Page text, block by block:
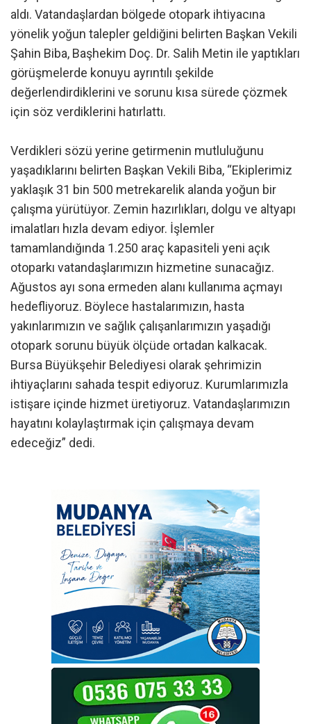
aldı. Vatandaşlardan bölgede otopark ihtiyacına
yönelik yoğun talepler geldiğini belirten Başkan Vekili
Şahin Biba, Başhekim Doç. Dr. Salih Metin ile yaptıkları
görüşmelerde konuyu ayrıntılı şekilde
değerlendirdiklerini ve sorunu kısa sürede çözmek
için söz verdiklerini hatırlattı.
Verdikleri sözü yerine getirmenin mutluluğunu
yaşadıklarını belirten Başkan Vekili Biba, “Ekiplerimiz
yaklaşık 31 bin 500 metrekarelik alanda yoğun bir
çalışma yürütüyor. Zemin hazırlıkları, dolgu ve altyapı
imalatları hızla devam ediyor. İşlemler
tamamlandığında 1.250 araç kapasiteli yeni açık
otoparkı vatandaşlarımızın hizmetine sunacağız.
Ağustos ayı sona ermeden alanı kullanıma açmayı
hedefliyoruz. Böylece hastalarımızın, hasta
yakınlarımızın ve sağlık çalışanlarımızın yaşadığı
otopark sorunu büyük ölçüde ortadan kalkacak.
Bursa Büyükşehir Belediyesi olarak şehrimizin
ihtiyaçlarını sahada tespit ediyoruz. Kurumlarımızla
istişare içinde hizmet üretiyoruz. Vatandaşlarımızın
hayatını kolaylaştırmak için çalışmaya devam
edeceğiz” dedi.